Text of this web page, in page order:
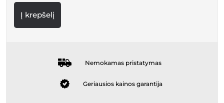
Į krepšelį
Nemokamas pristatymas
Geriausios kainos garantija